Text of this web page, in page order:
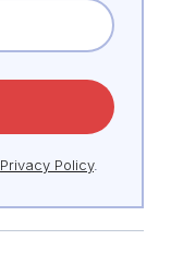
Privacy Policy.